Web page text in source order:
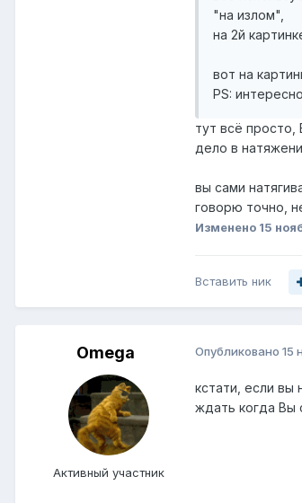
"на излом",
на 2й
вот на
PS:
тут всё
дело в
вы сами
говорю точно,
Изменено 15
Вставить ник
Omega
Активный участник
Опубликовано 15
кстати, если вы
ждать когда Вы